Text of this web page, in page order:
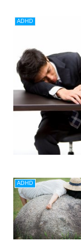
ADHD
ADHD